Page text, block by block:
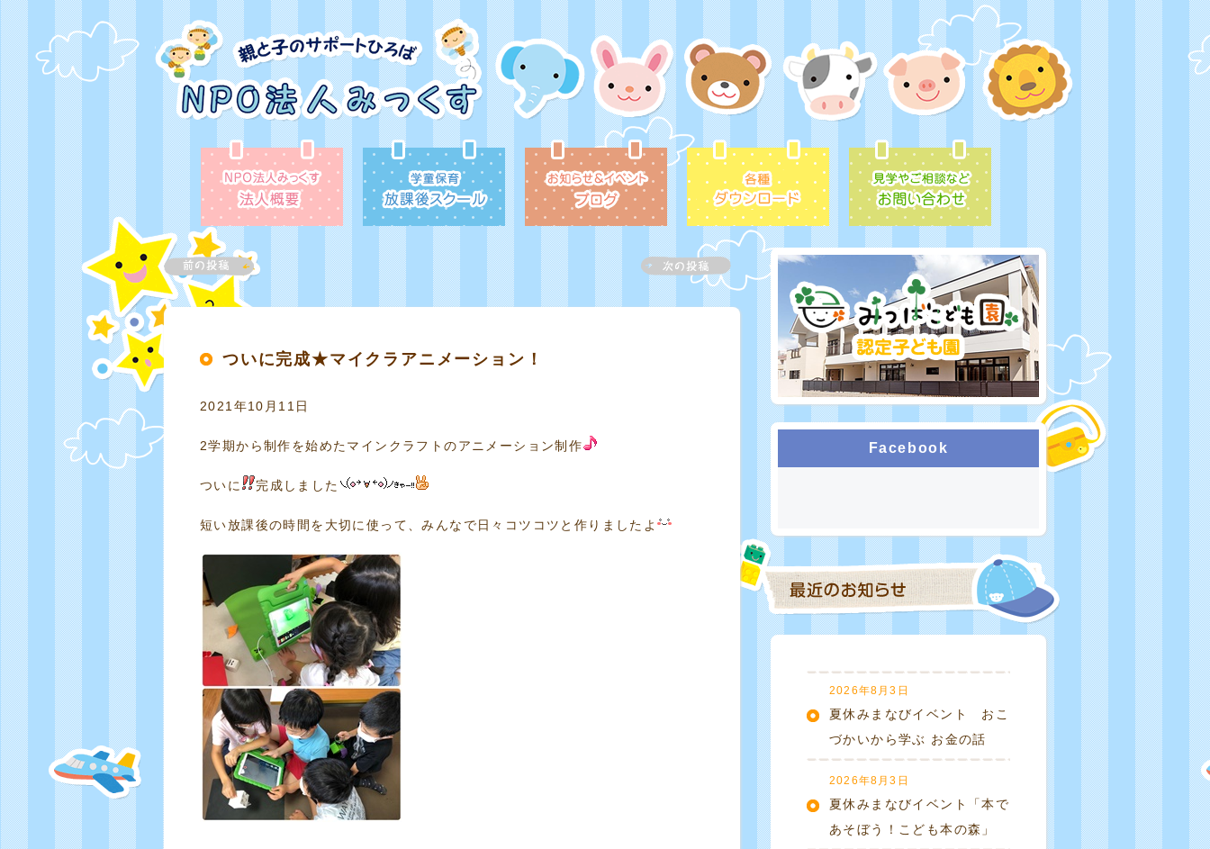
ついに完成★マイクラアニメーション！
2021年10月11日
2学期から制作を始めたマインクラフトのアニメーション制作
ついに 完成しました
短い放課後の時間を大切に使って、みんなで日々コツコツと作りましたよ
Facebook
2026年8月3日
夏休みまなびイベント おこ
づかいから学ぶ お金の話
2026年8月3日
夏休みまなびイベント「本で
あそぼう！こども本の森」